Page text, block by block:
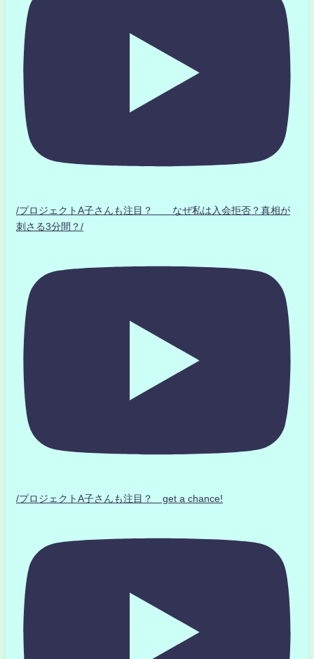
/プロジェクトA子さんも注目？ なぜ私は入会拒否？真相が
刺さる3分間？/
/プロジェクトA子さんも注目？ get a chance!